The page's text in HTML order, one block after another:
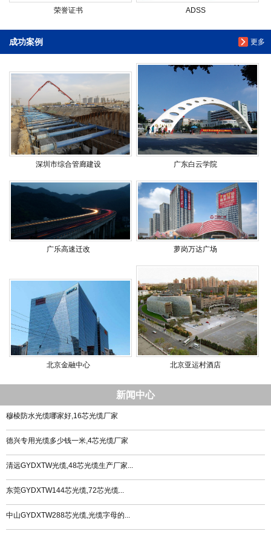
荣誉证书 ADSS
更多
成功案例
深圳市综合管廊建设 广东白云学院
广乐高速迁改 萝岗万达广场
北京金融中心 北京亚运村酒店
新闻中心
穆棱防水光缆哪家好,16芯光缆厂家
德兴专用光缆多少钱一米,4芯光缆厂家
清远GYDXTW光缆,48芯光缆生产厂家...
东莞GYDXTW144芯光缆,72芯光缆...
中山GYDXTW288芯光缆,光缆字母的...